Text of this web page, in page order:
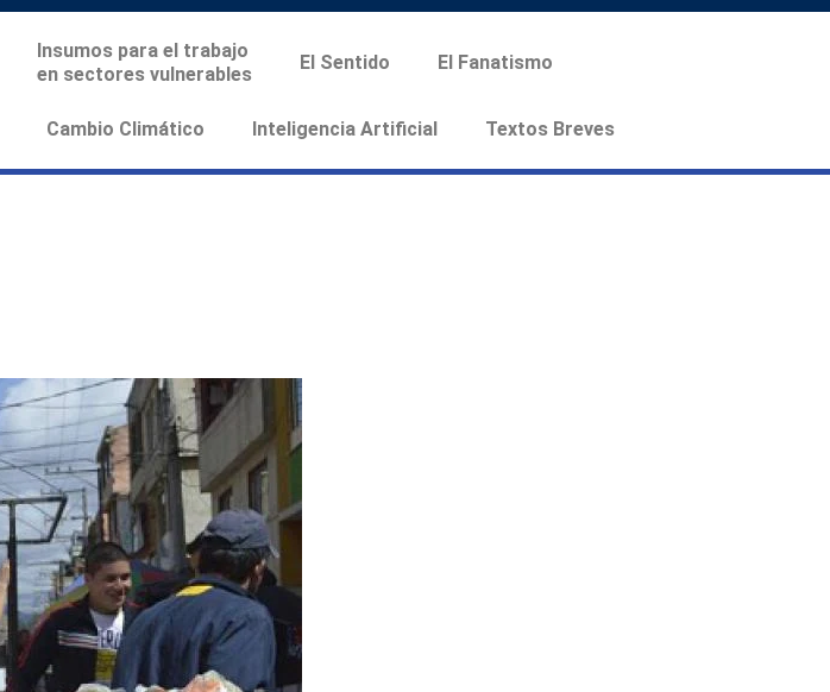
Insumos para el trabajo
en sectores vulnerables
El Sentido El Fanatismo
Cambio Climático Inteligencia Artificial Textos Breves